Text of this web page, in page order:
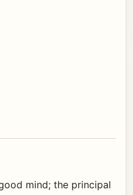
mind; the principal